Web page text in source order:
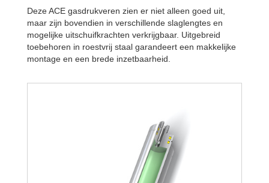
Deze ACE gasdrukveren zien er niet alleen goed uit,
maar zijn bovendien in verschillende slaglengtes en
mogelijke uitschuifkrachten verkrijgbaar. Uitgebreid
toebehoren in roestvrij staal garandeert een makkelijke
montage en een brede inzetbaarheid.